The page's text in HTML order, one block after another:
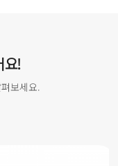
요!
보세요.